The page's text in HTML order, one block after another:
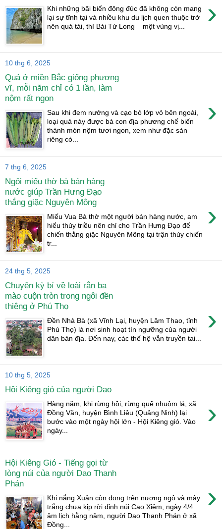
›
Khi những bãi biển đông đúc đã không còn mang
lại sự tĩnh tại và nhiều khu du lịch quen thuộc trở
nên quá tải, thì Bái Tử Long – một vùng vị...
10 thg 6, 2025
Quả ở miền Bắc giống phượng
vĩ, mỗi năm chỉ có 1 lần, làm
nộm rất ngon
›
Sau khi đem nướng và cạo bỏ lớp vỏ bên ngoài,
loại quả này được bà con địa phương chế biến
thành món nộm tươi ngon, xem như đặc sản
riêng có...
7 thg 6, 2025
Ngôi miếu thờ bà bán hàng
nước giúp Trần Hưng Đạo
thắng giặc Nguyên Mông
›
Miếu Vua Bà thờ một người bán hàng nước, am
hiểu thủy triều nên chỉ cho Trần Hưng Đạo để
chiến thắng giặc Nguyên Mông tại trận thủy chiến
tr...
24 thg 5, 2025
Chuyện kỳ bí về loài rắn ba
mào cuộn tròn trong ngôi đền
thiêng ở Phú Thọ
›
Đền Nhà Bà (xã Vĩnh Lại, huyện Lâm Thao, tỉnh
Phú Thọ) là nơi sinh hoạt tín ngưỡng của người
dân bản địa. Đến nay, các thế hệ vẫn truyền tai...
10 thg 5, 2025
Hội Kiêng gió của người Dao
›
Hàng năm, khi rừng hồi, rừng quế nhuộm lá, xã
Đồng Văn, huyện Bình Liêu (Quảng Ninh) lại
bước vào một ngày hội lớn - Hội Kiêng gió. Vào
ngày...
Hội Kiêng Gió - Tiếng gọi từ
lòng núi của người Dao Thanh
Phán
›
Khi nắng Xuân còn đọng trên nương ngô và mây
trắng chưa kịp rời đỉnh núi Cao Xiêm, ngày 4/4
âm lịch hằng năm, người Dao Thanh Phán ở xã
Đồng...